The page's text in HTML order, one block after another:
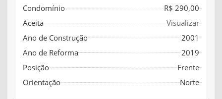
Condomínio
R$ 290,00
Aceita
Visualizar
Ano de Construção
2001
Ano de Reforma
2019
Posição
Frente
Orientação
Norte